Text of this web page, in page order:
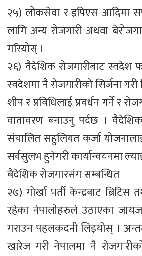
२५) लोकसेवा र इपिएस आदिमा
लागि अन्य रोजगारी अथवा
गरियोस् ।
२६) वैदेशिक रोजगारीबाट स्वदेश
स्वदेशमा नै रोजगारीको सिर्जना
शीप र प्रविधिलाई प्रवर्धन गर्ने र
वातावरण बनाउनु पर्दछ । वैदेशिक
संचालित सहुलियत कर्जा
सर्वसुलभ हुनेगरी कार्यान्वयनमा
बैदेशिक रोजगारसंग सम्बन्धित
२७) गोर्खा भर्ती केन्द्रबाट ब्रिटिस
रहेका नेपालीहरुले उठाएका
गराउन पहलकदमी लिइयोस् ।
खारेज गरी नेपालमा नै